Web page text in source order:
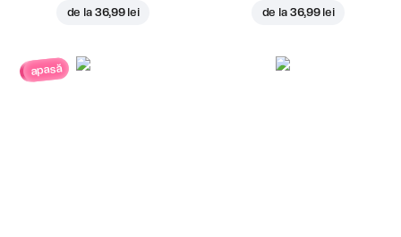
de la 36,99 lei de la 36,99 lei
apasă